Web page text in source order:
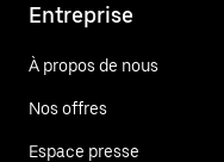
Entreprise
À propos de nous
Nos offres
Espace presse